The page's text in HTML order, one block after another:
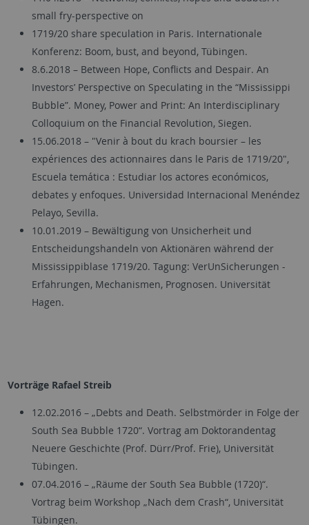
small fry-perspective on
1719/20 share speculation in Paris. Internationale
Konferenz: Boom, bust, and beyond, Tübingen.
8.6.2018 – Between Hope, Conflicts and Despair. An
Investors’ Perspective on Speculating in the “Mississippi
Bubble”. Money, Power and Print: An Interdisciplinary
Colloquium on the Financial Revolution, Siegen.
15.06.2018 – "Venir à bout du krach boursier – les
expériences des actionnaires dans le Paris de 1719/20",
Escuela temática : Estudiar los actores económicos,
debates y enfoques. Universidad Internacional Menéndez
Pelayo, Sevilla.
10.01.2019 – Bewältigung von Unsicherheit und
Entscheidungshandeln von Aktionären während der
Mississippiblase 1719/20. Tagung: VerUnSicherungen -
Erfahrungen, Mechanismen, Prognosen. Universität
Hagen.
Vorträge Rafael Streib
12.02.2016 – „Debts and Death. Selbstmörder in Folge der
South Sea Bubble 1720“. Vortrag am Doktorandentag
Neuere Geschichte (Prof. Dürr/Prof. Frie), Universität
Tübingen.
07.04.2016 – „Räume der South Sea Bubble (1720)“.
Vortrag beim Workshop „Nach dem Crash“, Universität
Tübingen.